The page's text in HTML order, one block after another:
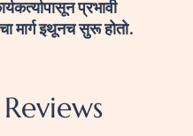
प्रभावी
मार्ग इथूनच सुरू होतो.
Reviews